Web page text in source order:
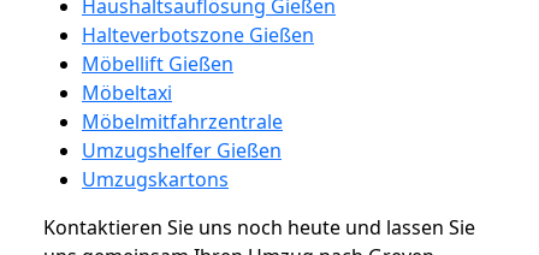
Haushaltsauflösung Gießen
Halteverbotszone Gießen
Möbellift Gießen
Möbeltaxi
Möbelmitfahrzentrale
Umzugshelfer Gießen
Umzugskartons
Kontaktieren Sie uns noch heute und lassen Sie